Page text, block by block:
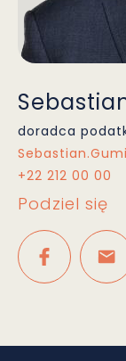
doradca
+22 212 00 00
Podziel się